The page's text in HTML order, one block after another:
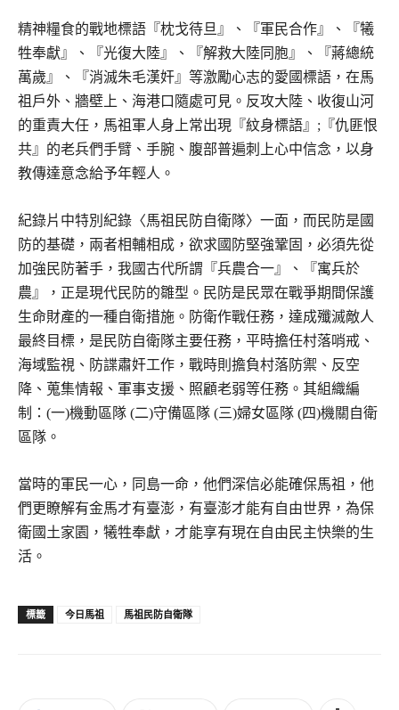
精神糧食的戰地標語『枕戈待旦』、『軍民合作』、『犧
牲奉獻』、『光復大陸』、『解救大陸同胞』、『蔣總統
萬歲』、『消滅朱毛漢奸』等激勵心志的愛國標語，在馬
祖戶外、牆壁上、海港口隨處可見。反攻大陸、收復山河
的重責大任，馬祖軍人身上常出現『紋身標語』;『仇匪恨
共』的老兵們手臂、手腕、腹部普遍刺上心中信念，以身
教傳達意念給予年輕人。
紀錄片中特別紀錄〈馬祖民防自衛隊〉一面，而民防是國
防的基礎，兩者相輔相成，欲求國防堅強鞏固，必須先從
加強民防著手，我國古代所謂『兵農合一』、『寓兵於
農』，正是現代民防的雛型。民防是民眾在戰爭期間保護
生命財產的一種自衛措施。防衛作戰任務，達成殲滅敵人
最終目標，是民防自衛隊主要任務，平時擔任村落哨戒、
海域監視、防諜肅奸工作，戰時則擔負村落防禦、反空
降、蒐集情報、軍事支援、照顧老弱等任務。其組織編
制：(一)機動區隊 (二)守備區隊 (三)婦女區隊 (四)機關自衛
區隊。
當時的軍民一心，同島一命，他們深信必能確保馬祖，他
們更瞭解有金馬才有臺澎，有臺澎才能有自由世界，為保
衛國土家園，犧牲奉獻，才能享有現在自由民主快樂的生
活。
標籤 今日馬祖 馬祖民防自衛隊